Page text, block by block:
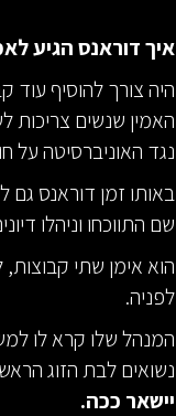
איך דוראנס הגיע
האמין שנשים צריכות
נגד האוניברסיטה על
באותו זמן דוראנס גם
שם התווכחו וניהלו
הוא אימן שתי קבוצות,
לפניה.
המנהל שלו קרא לו
נשואים לבת הזוג
יישאר ככה.